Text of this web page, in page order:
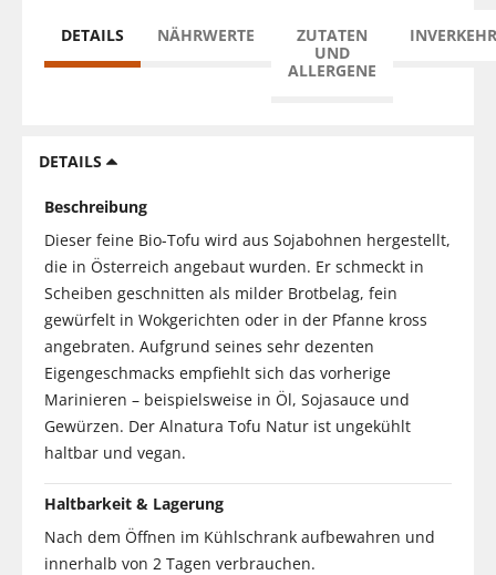
DETAILS NÄHRWERTE
ZUTATEN
UND
ALLERGENE
DETAILS
Beschreibung
Dieser feine Bio-Tofu wird aus Sojabohnen hergestellt,
die in Österreich angebaut wurden. Er schmeckt in
Scheiben geschnitten als milder Brotbelag, fein
gewürfelt in Wokgerichten oder in der Pfanne kross
angebraten. Aufgrund seines sehr dezenten
Eigengeschmacks empfiehlt sich das vorherige
Marinieren – beispielsweise in Öl, Sojasauce und
Gewürzen. Der Alnatura Tofu Natur ist ungekühlt
haltbar und vegan.
Haltbarkeit & Lagerung
Nach dem Öffnen im Kühlschrank aufbewahren und
innerhalb von 2 Tagen verbrauchen.